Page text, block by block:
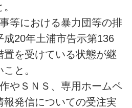
等における暴力団等の排
成20年土浦市告示第136
を受けている状態が継
と。
やＳＮＳ、専用ホームペ
報発信についての受注実